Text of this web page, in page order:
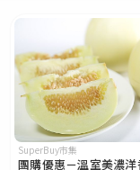
SuperBuy市集
團購優惠－溫室美濃